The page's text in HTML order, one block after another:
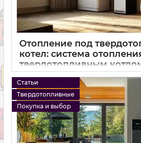
Отопление под
котел: система
твердотопливным
16 10 2024 0
Статьи
Твердотопливные
Покупка и выбор